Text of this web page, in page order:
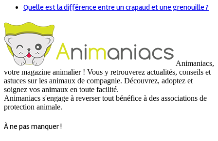
Quelle est la différence entre un crapaud et une grenouille ?
Animaniacs,
votre magazine animalier ! Vous y retrouverez actualités, conseils et
astuces sur les animaux de compagnie. Découvrez, adoptez et
soignez vos animaux en toute facilité.
Animaniacs s'engage à reverser tout bénéfice à des associations de
protection animale.
À ne pas manquer !